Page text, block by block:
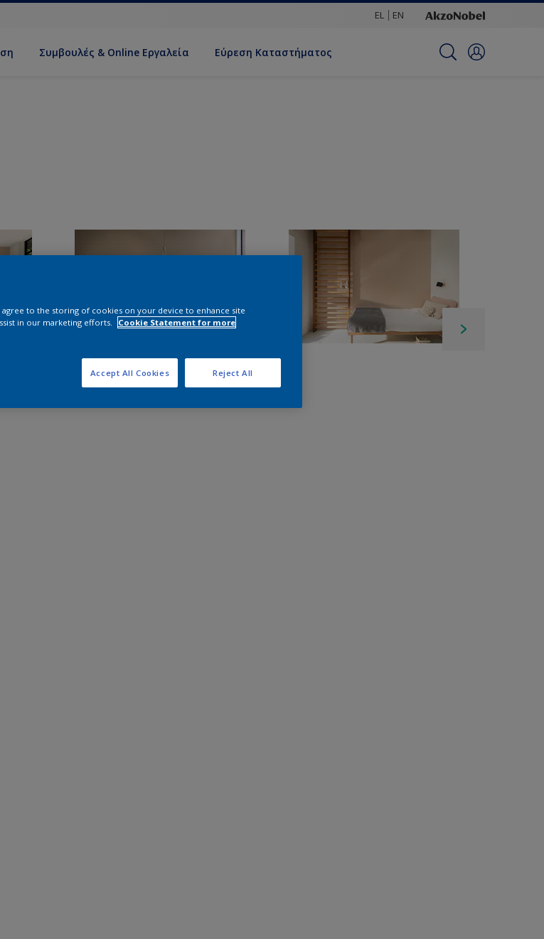
EL EN
Συμβουλές & Online Εργαλεία Εύρεση Καταστήματος
agree to the storing of cookies on your device to enhance site
in our marketing efforts.
Cookie Statement for more
Reject All
Accept All Cookies